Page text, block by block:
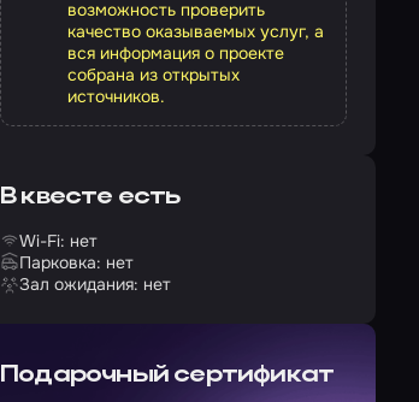
возможность проверить
качество оказываемых услуг, а
вся информация о проекте
собрана из открытых
источников.
В квесте есть
Wi-Fi: нет
Парковка: нет
Зал ожидания: нет
Подарочный сертификат